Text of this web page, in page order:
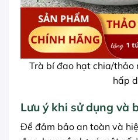
Trà bí đao hạt chia/thảo
hấp
Lưu ý khi sử dụng và
Để đảm bảo an toàn và